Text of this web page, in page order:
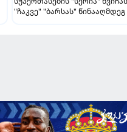
"ჩაკვე" "ბარსას"